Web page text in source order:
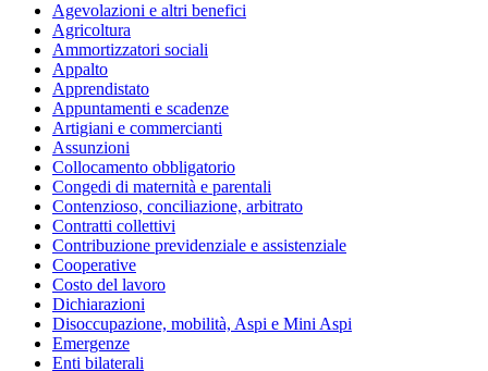
Agevolazioni e altri benefici
Agricoltura
Ammortizzatori sociali
Appalto
Apprendistato
Appuntamenti e scadenze
Artigiani e commercianti
Assunzioni
Collocamento obbligatorio
Congedi di maternità e parentali
Contenzioso, conciliazione, arbitrato
Contratti collettivi
Contribuzione previdenziale e assistenziale
Cooperative
Costo del lavoro
Dichiarazioni
Disoccupazione, mobilità, Aspi e Mini Aspi
Emergenze
Enti bilaterali